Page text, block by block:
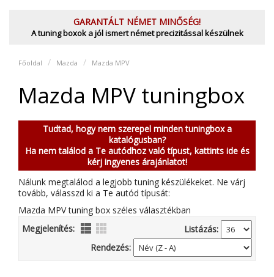
GARANTÁLT NÉMET MINŐSÉG!
A tuning boxok a jól ismert német precizitással készülnek
Főoldal Mazda Mazda MPV
Mazda MPV tuningbox
Tudtad, hogy nem szerepel minden tuningbox a
katalógusban?
Ha nem találod a Te autódhoz való típust, kattints ide és
kérj ingyenes árajánlatot!
Nálunk megtalálod a legjobb tuning készülékeket. Ne várj
tovább, válasszd ki a Te autód típusát:
Mazda MPV tuning box széles választékban
Megjelenítés:
Listázás:
Rendezés: